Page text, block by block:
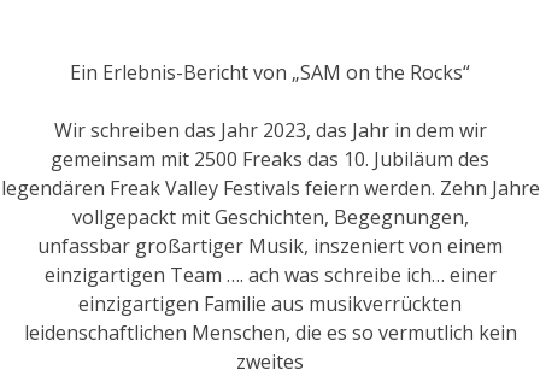
Ein Erlebnis-Bericht von „SAM on the Rocks“
Wir schreiben das Jahr 2023, das Jahr in dem wir
gemeinsam mit 2500 Freaks das 10. Jubiläum des
legendären Freak Valley Festivals feiern werden. Zehn Jahre
vollgepackt mit Geschichten, Begegnungen,
unfassbar großartiger Musik, inszeniert von einem
einzigartigen Team …. ach was schreibe ich… einer
einzigartigen Familie aus musikverrückten
leidenschaftlichen Menschen, die es so vermutlich kein
zweites